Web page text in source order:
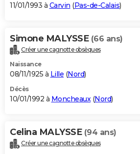
11/01/1993 à Carvin (Pas-de-Calais)
Simone MALYSSE (66 ans)
Créer une cagnotte obsèques
Naissance
08/11/1925 à Lille (Nord)
Décès
10/01/1992 à Moncheaux(Nord)
Celina MALYSSE (94 ans)
Créer une cagnotte obsèques